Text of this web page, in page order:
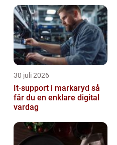
30 juli 2026
It-support i markaryd så
får du en enklare digital
vardag